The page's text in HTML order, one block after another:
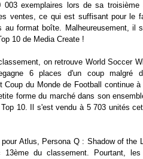
exemplaires lors de sa troisième
ventes, ce qui est suffisant pour le
au format boîte. Malheureusement, il
10 de Media Create !
on retrouve World Soccer
6 places d'un coup malgré
Coup du Monde de Football continue
forme du marché dans son
10. Il s'est vendu à 5 703 unités
pour Atlus, Persona Q : Shadow of the
13ème du classement. Pourtant,